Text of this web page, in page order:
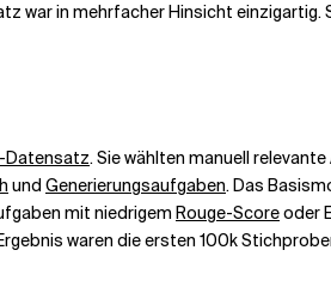
war in mehrfacher Hinsicht
Datensatz. Sie wählten manuell
und Generierungsaufgaben. Das
mit niedrigem Rouge-Scoreoder
waren die ersten 100k